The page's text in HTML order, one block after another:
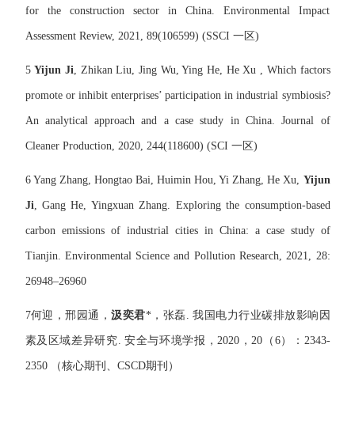
for the construction sector in China. Environmental Impact
Assessment Review, 2021, 89(106599) (SSCI 一区)
5Yijun Ji, Zhikan Liu, Jing Wu, Ying He, He Xu , Which factors
promote or inhibit enterprises’ participation in industrial symbiosis?
An analytical approach and a case study in China. Journal of
Cleaner Production, 2020, 244(118600) (SCI 一区)
6 Yang Zhang, Hongtao Bai, Huimin Hou, Yi Zhang, He Xu, Yijun
Ji, Gang He, Yingxuan Zhang. Exploring the consumption-based
carbon emissions of industrial cities in China: a case study of
Tianjin. Environmental Science and Pollution Research, 2021, 28:
26948–26960
7何迎，邢园通，汲奕君*，张磊.我国电力行业碳排放影响因
素及区域差异研究.安全与环境学报，2020 ，20 （ 6）： 2343-
2350 （核心期刊、 CSCD期刊）